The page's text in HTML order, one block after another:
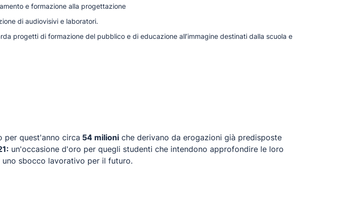
e formazione alla progettazione
di audiovisivi e laboratori.
progetti di formazione del pubblico e di educazione all’immagine destinati dalla scuola e
per quest'anno circa 54 milioni che derivano da erogazioni già predisposte
un'occasione d'oro per quegli studenti che intendono approfondire le loro
sbocco lavorativo per il futuro.